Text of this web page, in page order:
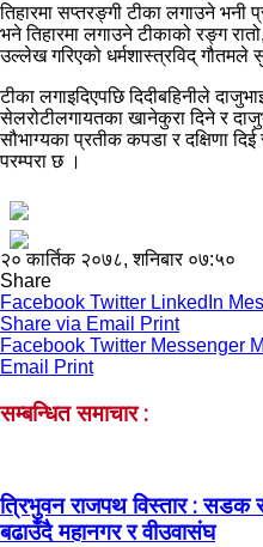
तिहारमा सप्तरङ्गी टीका लगाउने भनी
भने तिहारमा लगाउने टीकाको रङ्ग
उल्लेख गरिएको धर्मशास्त्रविद् गौतमले
टीका लगाइदिएपछि दिदीबहिनीले
सेलरोटीलगायतका खानेकुरा दिने र
सौभाग्यका प्रतीक कपडा र दक्षिणा
परम्परा छ ।
२० कार्तिक २०७८, शनिबार ०७:५०
Share
Facebook Twitter LinkedIn
Share via Email
Print
Facebook Twitter Messenger
Email
Print
सम्बन्धित समाचार :
त्रिभुवन राजपथ विस्तार : सडक
बढाउँदै महानगर र वीउवासंघ